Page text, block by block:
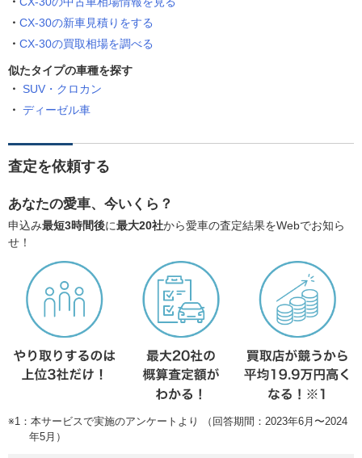
CX-30の新車見積りをする
CX-30の買取相場を調べる
似たタイプの車種を探す
SUV・クロカン
ディーゼル車
査定を依頼する
あなたの愛車、今いくら？
申込み最短3時間後に最大20社から愛車の査定結果をWebでお知ら
せ！
※1：本サービスで実施のアンケートより （回答期間：2023年6月〜2024
年5月）